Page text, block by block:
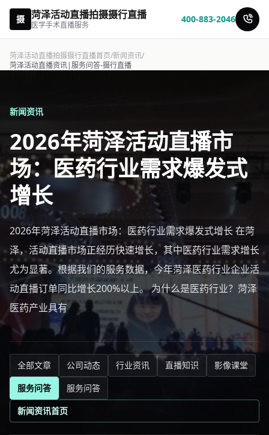
摄 菏泽活动直播拍摄摄行直播
医学手术直播服务
400-883-2046
菏泽活动直播拍摄摄行直播首页/新闻资讯/
菏泽活动直播资讯|服务问答-摄行直播
新闻资讯
2026年菏泽活动直播市
场：医药行业需求爆发式
增长
2026年菏泽活动直播市场：医药行业需求爆发式增长 在菏
泽，活动直播市场正经历快速增长，其中医药行业需求增长
尤为显著。根据我们的服务数据，今年菏泽医药行业企业活
动直播订单同比增长200%以上。 为什么是医药行业？菏泽
医药产业具有
全部文章 公司动态 行业资讯 直播知识
影像课堂
服务问答
服务问答
新闻资讯首页